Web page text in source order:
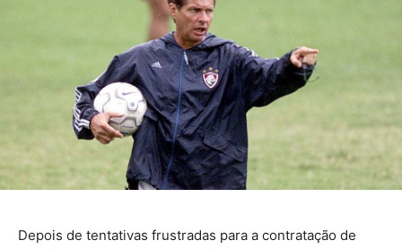
Depois de tentativas frustradas para a contratação de